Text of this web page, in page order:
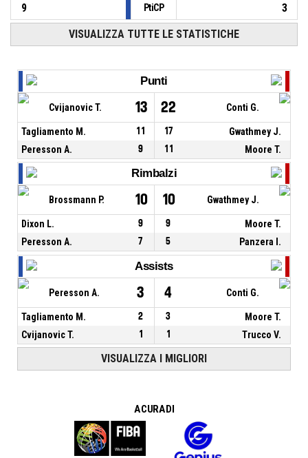
9
PtiCP 3
VISUALIZZA TUTTE LE STATISTICHE
Punti
Cvijanovic T. 13 22 Conti G.
Tagliamento M. 11 17
Gwathmey J.
Peresson A.
9 11 Moore T.
Rimbalzi
Brossmann P. 10 10 Gwathmey J.
Dixon L. 9 9
Moore T.
Peresson A.
7 5 Panzera I.
Assists
Peresson A. 3 4 Conti G.
Tagliamento M. 2 3
Moore T.
Cvijanovic T.
1 1 Trucco V.
VISUALIZZA I MIGLIORI
A CURA DI